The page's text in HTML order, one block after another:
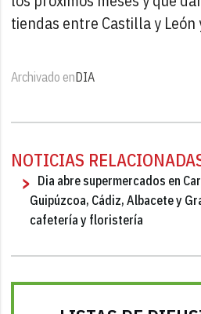
tiendas entre Castilla y León
Archivado enDIA
NOTICIAS
Dia abre supermercados en
Guipúzcoa, Cádiz, Albacete y
cafetería y floristería